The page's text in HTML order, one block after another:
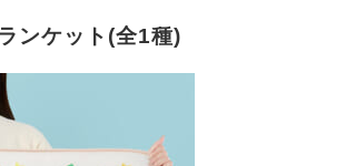
ンケット(全1種)